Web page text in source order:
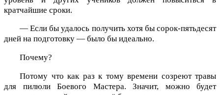
кратчайшие сроки.
— Если бы удалось получить хотя бы сорок-пятьдесят
дней на подготовку — было бы идеально.
Почему?
Потому что как раз к тому времени созреют травы
для пилюли Боевого Мастера. Значит, можно будет